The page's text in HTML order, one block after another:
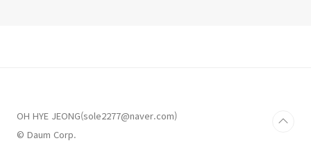
OH HYE JEONG(sole2277@naver.com)
© Daum Corp.